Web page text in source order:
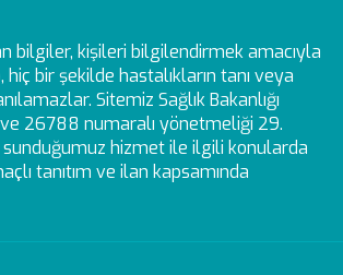
bilgiler, kişileri bilgilendirmek amacıyla
hiç bir şekilde hastalıkların tanı veya
Sitemiz Sağlık Bakanlığı
26788 numaralı yönetmeliği 29.
hizmet ile ilgili konularda
tanıtım ve ilan kapsamında